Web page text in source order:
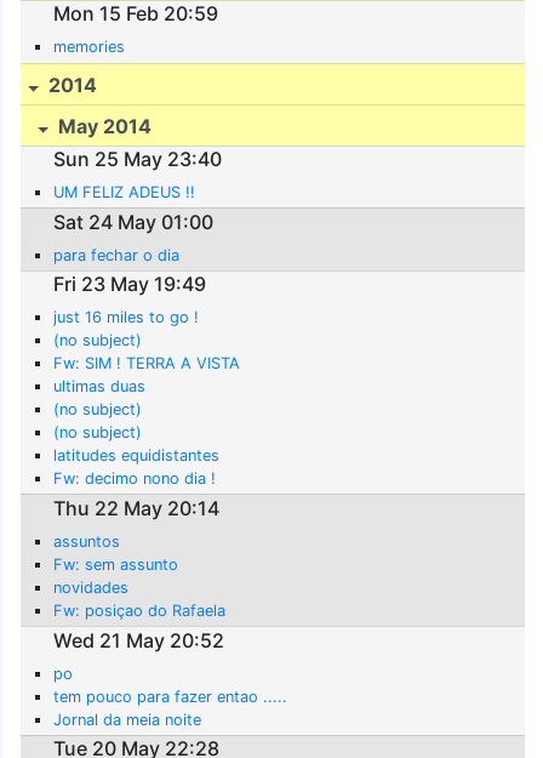
Mon 15 Feb 20:59
memories
2014
May 2014
Sun 25 May 23:40
UM FELIZ ADEUS !!
Sat 24 May 01:00
para fechar o dia
Fri 23 May 19:49
just 16 miles to go !
(no subject)
Fw: SIM ! TERRA A VISTA
ultimas duas
(no subject)
(no subject)
latitudes equidistantes
Fw: decimo nono dia !
Thu 22 May 20:14
assuntos
Fw: sem assunto
novidades
Fw: posiçao do Rafaela
Wed 21 May 20:52
po
tem pouco para fazer entao .....
Jornal da meia noite
Tue 20 May 22:28